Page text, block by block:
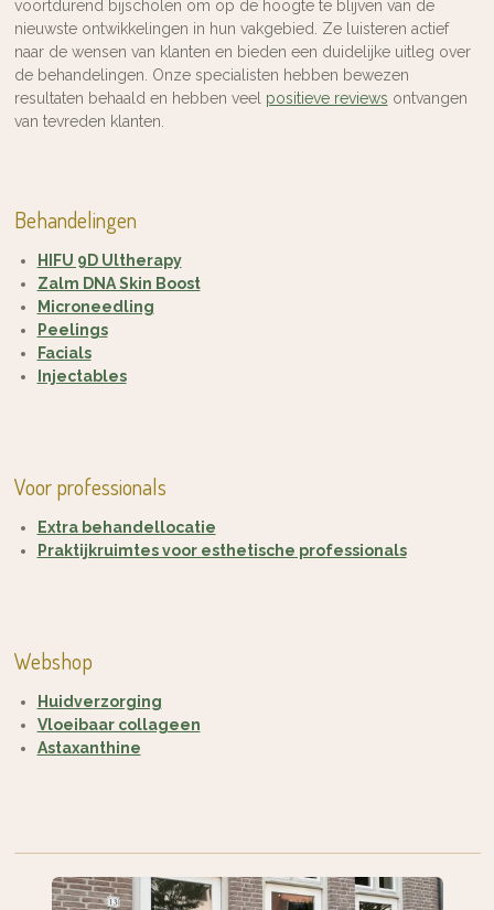
voortdurend bijscholen om op de hoogte te blijven van de
nieuwste ontwikkelingen in hun vakgebied. Ze luisteren actief
naar de wensen van klanten en bieden een duidelijke uitleg over
de behandelingen. Onze specialisten hebben bewezen
resultaten behaald en hebben veel positieve reviews ontvangen
van tevreden klanten.
Behandelingen
HIFU 9D Ultherapy
Zalm DNA Skin Boost
Microneedling
Peelings
Facials
Injectables
Voor professionals
Extra behandellocatie
Praktijkruimtes voor esthetische professionals
Webshop
Huidverzorging
Vloeibaar collageen
Astaxanthine